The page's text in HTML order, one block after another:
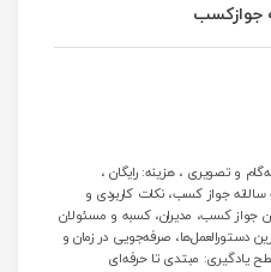
جوازکسب
و تصویری ، هزینه: رایگان ،
جواز کسب، نکات کاربردی و
جواز کسب، مدیران، کسبه و مسئولان
دستورالعمل‌ها، صرفه‌جویی در زمان و
یادگیری: مبتدی تا حرفه‌ای